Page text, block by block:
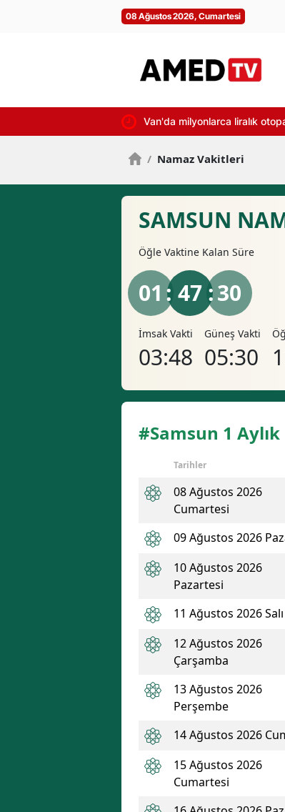
08 Ağustos 2026, Cumartesi
Van'da milyonlarca liralık
/ Namaz Vakitleri
SAMSUN
Öğle Vaktine Kalan Süre
01 : 47 :29
İmsak Vakti
03:48
Güneş Vakti
05:30
#Samsun 1
Tarihler
08 Ağustos 2026
Cumartesi
09 Ağustos 2026
10 Ağustos 2026
Pazartesi
11 Ağustos 2026 Salı
12 Ağustos 2026
Çarşamba
13 Ağustos 2026
Perşembe
14 Ağustos 2026
15 Ağustos 2026
Cumartesi